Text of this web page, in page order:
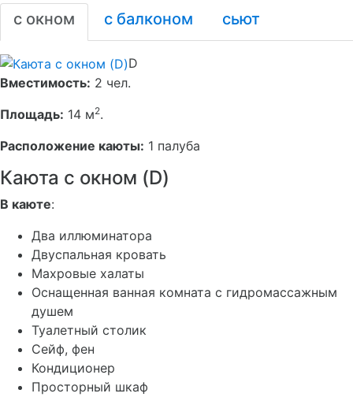
с окном с балконом сьют
D
Вместимость: 2 чел.
Площадь: 14 м2.
Расположение каюты: 1 палуба
Каюта с окном (D)
В каюте:
Два иллюминатора
Двуспальная кровать
Махровые халаты
Оснащенная ванная комната с гидромассажным
душем
Туалетный столик
Сейф, фен
Кондиционер
Просторный шкаф